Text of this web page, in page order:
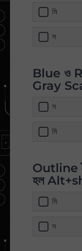
মি
স
Blue ও
Gray
স
মি
Outline
হল
মি
স